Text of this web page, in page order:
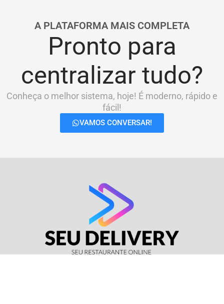
A PLATAFORMA MAIS COMPLETA
Pronto para
centralizar tudo?
Conheça o melhor sistema, hoje! É moderno, rápido e
fácil!
VAMOS CONVERSAR!